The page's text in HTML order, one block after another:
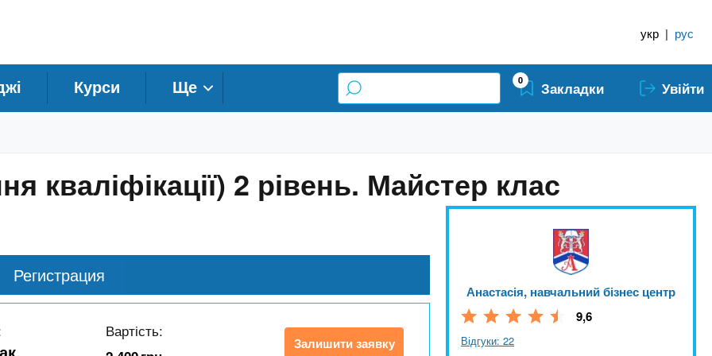
укр | рус
Курси Ще 0 Закладки Увійти
кваліфікації) 2 рівень. Майстер клас
Регистрация
Вартість:
Залишити заявку
Анастасія, навчальний бізнес центр
9,6
Відгуки: 22